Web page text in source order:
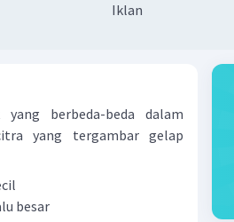
Iklan
berbeda-beda dalam
yang tergambar gelap
besar